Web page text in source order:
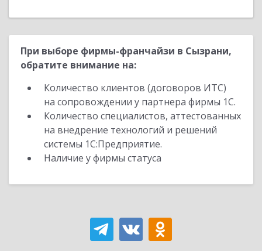
При выборе фирмы-франчайзи в Сызрани,
обратите внимание на:
Количество клиентов (договоров ИТС)
на сопровождении у партнера фирмы 1С.
Количество специалистов, аттестованных
на внедрение технологий и решений
системы 1С:Предприятие.
Наличие у фирмы статуса